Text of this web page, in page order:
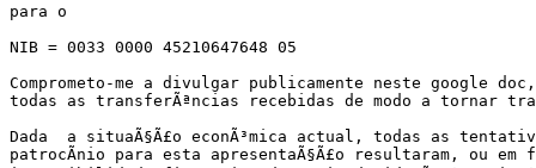
para o
NIB = 0033 0000 45210647648 05
Comprometo-me a divulgar publicamente neste google
todas as transferÃªncias recebidas de modo a tornar
Dada  a situaÃ§Ã£o econÃ³mica actual, todas as
patrocÃ­nio para esta apresentaÃ§Ã£o resultaram, ou